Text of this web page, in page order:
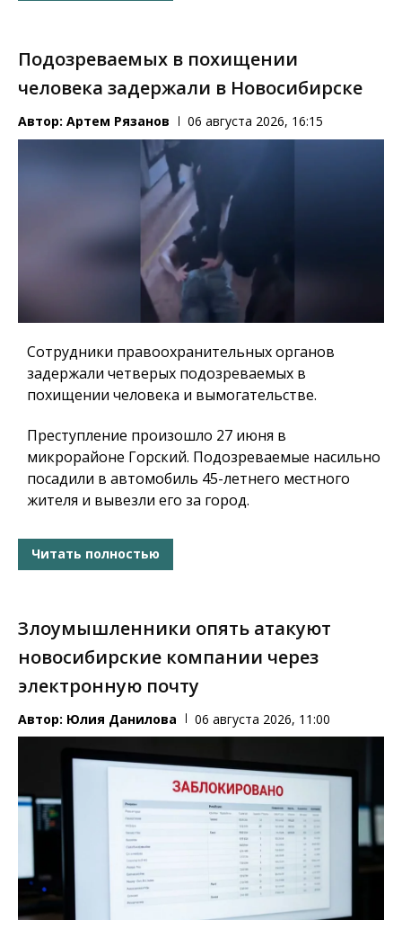
Подозреваемых в похищении
человека задержали в Новосибирске
Автор: Артем Рязанов 06 августа 2026, 16:15
Сотрудники правоохранительных органов
задержали четверых подозреваемых в
похищении человека и вымогательстве.
Преступление произошло 27 июня в
микрорайоне Горский. Подозреваемые насильно
посадили в автомобиль 45-летнего местного
жителя и вывезли его за город.
Читать полностью
Злоумышленники опять атакуют
новосибирские компании через
электронную почту
Автор: Юлия Данилова 06 августа 2026, 11:00